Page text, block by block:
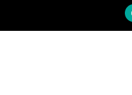
Tous